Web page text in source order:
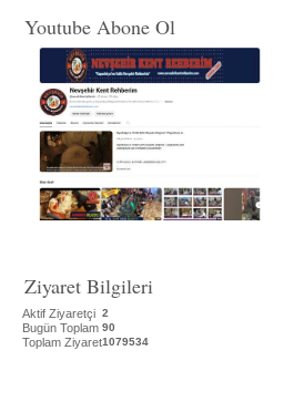
Youtube Abone Ol
Ziyaret Bilgileri
Aktif Ziyaretçi 2
Bugün Toplam 90
Toplam Ziyaret1079534